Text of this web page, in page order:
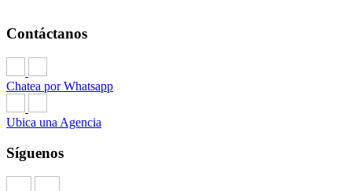
Contáctanos
Chatea por Whatsapp
Ubica una Agencia
Síguenos